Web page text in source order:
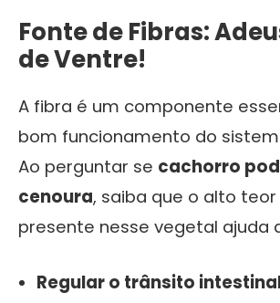
Fonte de Fibras:
de Ventre!
A fibra é um componente
bom funcionamento do
Ao perguntar se cachorro
cenoura, saiba que o alto
presente nesse vegetal ajuda
Regular o trânsito